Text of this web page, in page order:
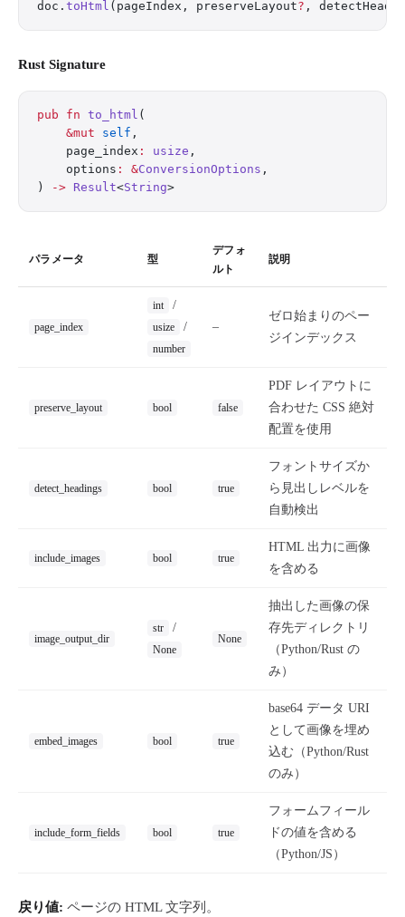
doc. toHtml (pageIndex, preserveLayout? ,
Rust Signature
pub fn to_html (
    &mut
self ,
    page_index
: usize ,
    options
: &ConversionOptions ,
)
-> Result<String>
パラメータ 型
デフォ
ルト
説明
page_index
int /
usize /
number
–
ゼロ始まりのペー
ジインデックス
preserve_layout bool false
PDF レイアウトに
合わせた CSS 絶対
配置を使用
detect_headings bool true
フォントサイズか
ら見出しレベルを
自動検出
include_images bool true
HTML 出力に画像
を含める
image_output_dir
str /
None
None
抽出した画像の保
存先ディレクトリ
（Python/Rust の
み）
embed_images bool true
base64 データ URI
として画像を埋め
込む（Python/Rust
のみ）
include_form_fields bool true
フォームフィール
ドの値を含める
（Python/JS）
戻り値: ページの HTML 文字列。